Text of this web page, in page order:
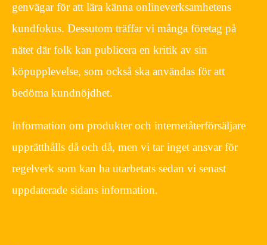
genvägar för att lära känna onlineverksamhetens
kundfokus. Dessutom träffar vi många företag på
nätet där folk kan publicera en kritik av sin
köpupplevelse, som också ska användas för att
bedöma kundnöjdhet.
Information om produkter och internetåterförsäljare
upprätthålls då och då, men vi tar inget ansvar för
regelverk som kan ha utarbetats sedan vi senast
uppdaterade sidans information.